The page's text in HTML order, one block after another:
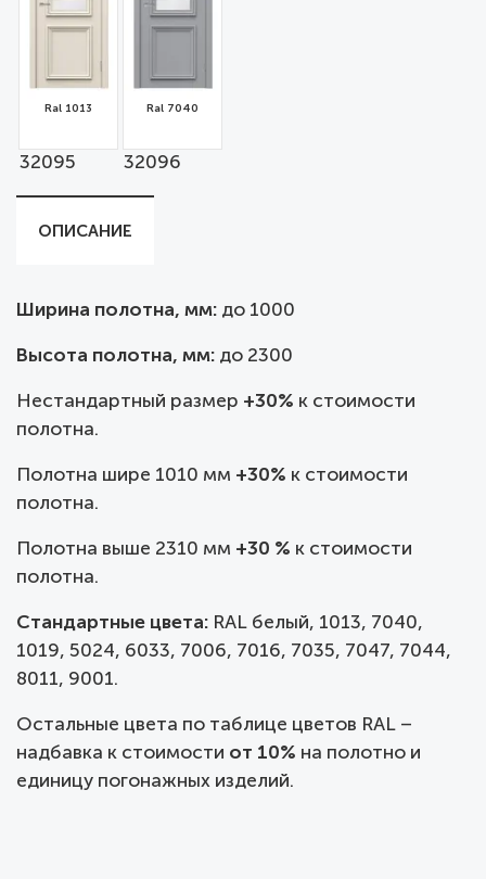
Ral 1013
32095
Ral 7040
32096
ОПИСАНИЕ
Ширина полотна, мм: до 1000
Высота полотна, мм: до 2300
Нестандартный размер +30% к стоимости
полотна.
Полотна шире 1010 мм +30% к стоимости
полотна.
Полотна выше 2310 мм +30 % к стоимости
полотна.
Стандартные цвета: RAL белый, 1013, 7040,
1019, 5024, 6033, 7006, 7016, 7035, 7047, 7044,
8011, 9001.
Остальные цвета по таблице цветов RAL –
надбавка к стоимости от 10% на полотно и
единицу погонажных изделий.